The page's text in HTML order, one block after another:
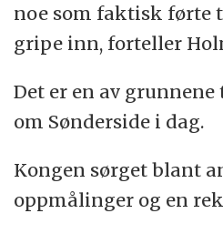
noe som faktisk førte
gripe inn, forteller
Det er en av
om Sønderside i dag.
Kongen sørget blant
oppmålinger og en